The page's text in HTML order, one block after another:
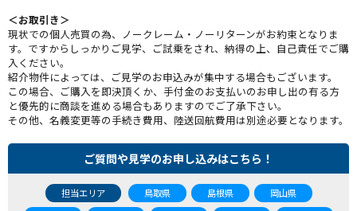
＜お取引き＞
現状での個人売買の為、ノークレーム・ノーリターンがお約束となりま
す。ですからしっかりご見学、ご試乗をされ、納得の上、自己責任でご購
入ください。
紹介物件によっては、ご見学のお申込みが集中する場合もございます。
この場合、ご購入を即決頂くか、手付金のお支払いのお申し出の有る方
と優先的に商談を進める場合もありますのでご了承下さい。
その他、名義変更等の手続き費用、陸送回航費用は別途必要となります。
ご質問や見学のお申し込みはこちら！
担当エリア 鳥取県 島根県
岡山県